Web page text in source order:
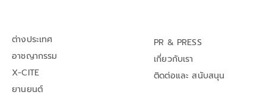
ต่างประเทศ
อาชญากรรม
X-CITE
ยานยนต์
PR & PRESS
เกี่ยวกับเรา
ติดต่อและ สนับสนุน